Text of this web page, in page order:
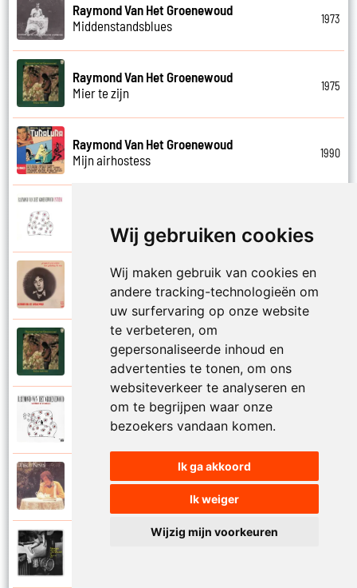
Wij gebruiken cookies
Wij maken gebruik van cookies en
andere tracking-technologieën om
uw surfervaring op onze website
te verbeteren, om
gepersonaliseerde inhoud en
advertenties te tonen, om ons
websiteverkeer te analyseren en
om te begrijpen waar onze
bezoekers vandaan komen.
Ik ga akkoord
Ik weiger
Wijzig mijn voorkeuren
Raymond Van Het Groenewoud
Middenstandsblues
1973
Raymond Van Het Groenewoud
Mier te zijn
1975
Raymond Van Het Groenewoud
Mijn airhostess
1990
Mijn leven lang
Raymond Van Het Groenewoud
Mijn lieve schatje
Raymond Van Het Groenewoud
Mijn schoolgaande jeugd
Raymond Van Het Groenewoud
Mijnheer de postbode
Raymond Van Het Groenewoud